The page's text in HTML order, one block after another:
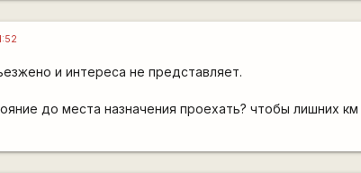
и интереса не представляет.
до места назначения проехать? чтобы лишних км